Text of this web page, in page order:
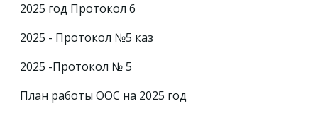
2025 год Протокол 6
2025 - Протокол №5 каз
2025 -Протокол № 5
План работы ООС на 2025 год